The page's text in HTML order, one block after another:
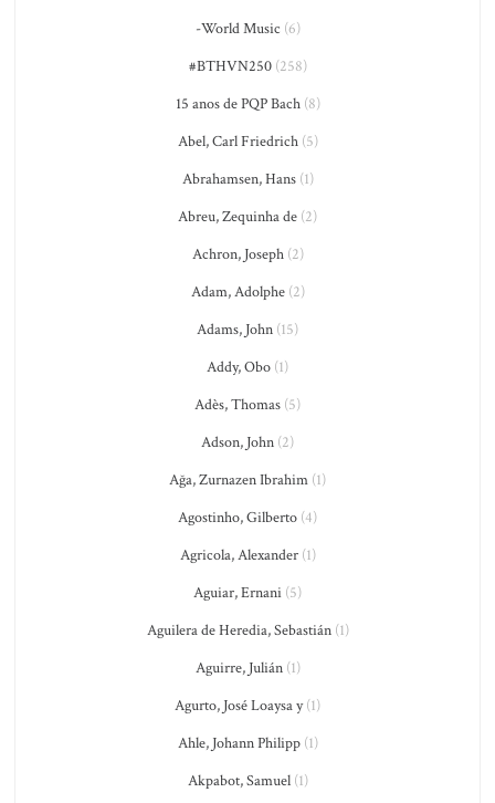
-World Music (6)
#BTHVN250(258)
15 anos de PQP Bach(8)
Abel, Carl Friedrich(5)
Abrahamsen, Hans(1)
Abreu, Zequinha de (2)
Achron, Joseph(2)
Adam, Adolphe(2)
Adams, John (15)
Addy, Obo (1)
Adès, Thomas (5)
Adson, John (2)
Ağa, Zurnazen Ibrahim (1)
Agostinho, Gilberto (4)
Agricola, Alexander(1)
Aguiar, Ernani (5)
Aguilera de Heredia, Sebastián(1)
Aguirre, Julián(1)
Agurto, José Loaysa y(1)
Ahle, Johann Philipp(1)
Akpabot, Samuel(1)